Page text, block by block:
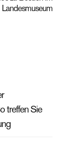
Landesmuseum
treffen Sie